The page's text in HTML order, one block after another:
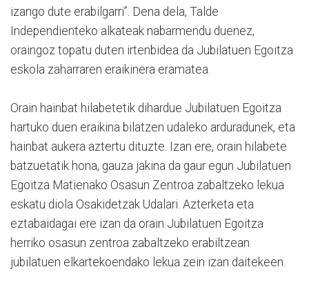
izango dute erabilgarri”. Dena dela, Talde
Independienteko alkateak nabarmendu duenez,
oraingoz topatu duten irtenbidea da Jubilatuen Egoitza
eskola zaharraren eraikinera eramatea.
Orain hainbat hilabetetik dihardue Jubilatuen Egoitza
hartuko duen eraikina bilatzen udaleko arduradunek, eta
hainbat aukera aztertu dituzte. Izan ere, orain hilabete
batzuetatik hona, gauza jakina da gaur egun Jubilatuen
Egoitza Matienako Osasun Zentroa zabaltzeko lekua
eskatu diola Osakidetzak Udalari. Azterketa eta
eztabaidagai ere izan da orain Jubilatuen Egoitza
herriko osasun zentroa zabaltzeko erabiltzean
jubilatuen elkartekoendako lekua zein izan daitekeen.